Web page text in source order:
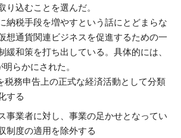
り込むことを選んだ。
納税手段を増やすという話にとどまらな
想通貨関連ビジネスを促進するための一
緩和策を打ち出している。具体的には、
らかにされた。
税務申告上の正式な経済活動として分類
する
事業者に対し、事業の足かせとなってい
制度の適用を除外する